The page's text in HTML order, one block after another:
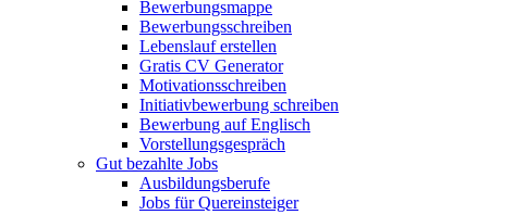
Bewerbungsmappe
Bewerbungsschreiben
Lebenslauf erstellen
Gratis CV Generator
Motivationsschreiben
Initiativbewerbung schreiben
Bewerbung auf Englisch
Vorstellungsgespräch
Gut bezahlte Jobs
Ausbildungsberufe
Jobs für Quereinsteiger